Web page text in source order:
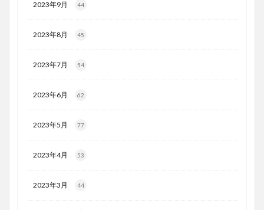
2023年9月 44
2023年8月 45
2023年7月 54
2023年6月 62
2023年5月 77
2023年4月 53
2023年3月 44